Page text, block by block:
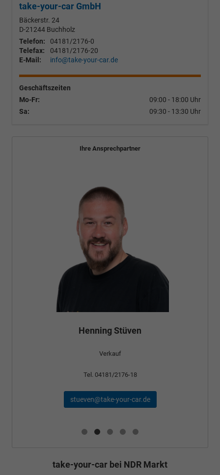
take-your-car GmbH
Bäckerstr. 24
D-21244 Buchholz
Telefon:
04181/2176-0
Telefax:
04181/2176-20
E-Mail:
info@take-your-car.de
Geschäftszeiten
Mo-Fr:
09:00 - 18:00 Uhr
Sa:
09:30 - 13:30 Uhr
Ihre Ansprechpartner
Henning Stüven
Verkauf
Tel. 04181/2176-18
stueven@take-your-car.de
take-your-car bei NDR Markt